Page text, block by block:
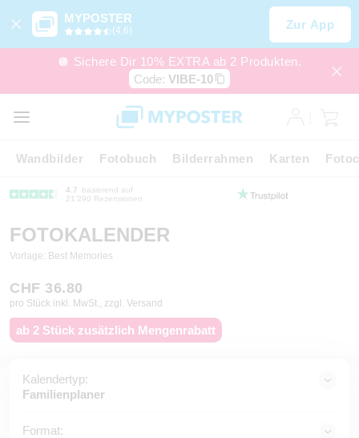
MYPOSTER
(4,6) Zur App
🪩 Sichere Dir 10% EXTRA ab 2 Produkten.
Code: VIBE-10
Wandbilder Fotobuch Bilderrahmen Karten
4.7
basierend auf
21’290 Rezensionen
FOTOKALENDER
Vorlage: Best Memories
CHF 36.80
pro Stück inkl. MwSt., zzgl. Versand
ab 2 Stück zusätzlich Mengenrabatt
Kalendertyp:
Familienplaner
Format: